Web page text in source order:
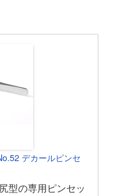
デカールピンセ
型の専用ピンセッ